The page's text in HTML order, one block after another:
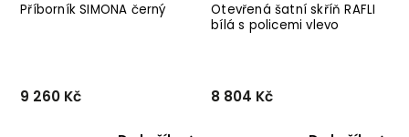
Příborník SIMONA černý
9 260 Kč
Otevřená šatní skříň RAFLI
bílá s policemi vlevo
8 804 Kč